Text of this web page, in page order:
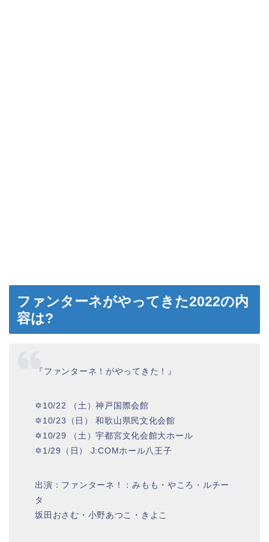
ファンターネがやってきた2022の内
容は?
『ファンターネ！がやってきた！』
✡10/22 （土）神戸国際会館
✡10/23（日） 和歌山県民文化会館
✡10/29 （土）宇都宮文化会館大ホール
✡1/29（日） J:COMホール八王子
出演：ファンターネ！：みもも・やころ・ルチー
タ
坂田おさむ・小野あつこ・きよこ